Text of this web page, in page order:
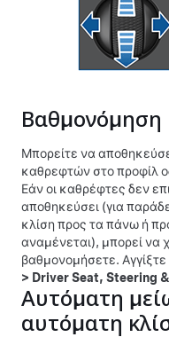
Μπορείτε να
καθρεφτών στο προφίλ
Εάν οι καθρέφτες δεν
αποθηκεύσει (για
κλίση προς τα πάνω ή
αναμένεται), μπορεί να
βαθμονομήσετε. Αγγίξτε
> Driver Seat, Steering
Αυτόματη
αυτόματη